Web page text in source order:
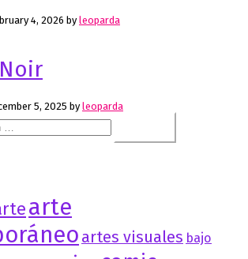
4, 2026 byleoparda
5, 2025 byleoparda
arte
artes visuales bajo